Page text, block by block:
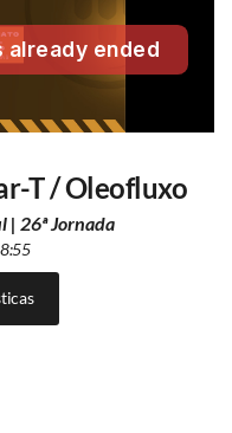
T / Oleofluxo
| 26ª Jornada